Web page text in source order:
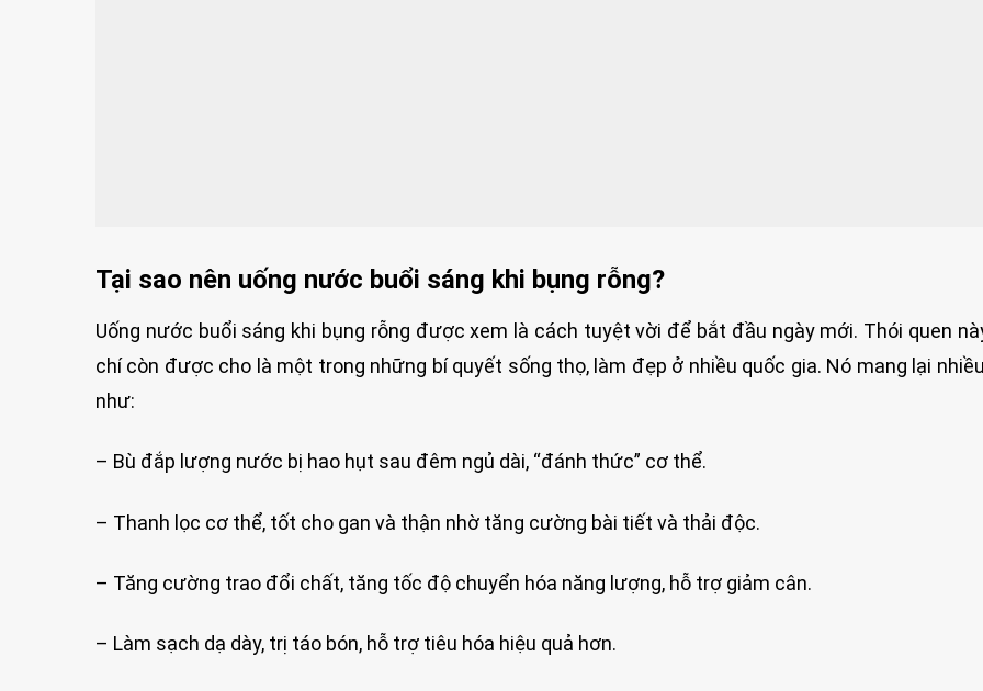
Tại sao nên uống nước buổi sáng khi bụng rỗng?
Uống nước buổi sáng khi bụng rỗng được xem là cách tuyệt vời để bắt đầu ngày mới. Thói quen
chí còn được cho là một trong những bí quyết sống thọ, làm đẹp ở nhiều quốc gia. Nó mang lại
như:
– Bù đắp lượng nước bị hao hụt sau đêm ngủ dài, “đánh thức” cơ thể.
– Thanh lọc cơ thể, tốt cho gan và thận nhờ tăng cường bài tiết và thải độc.
– Tăng cường trao đổi chất, tăng tốc độ chuyển hóa năng lượng, hỗ trợ giảm cân.
– Làm sạch dạ dày, trị táo bón, hỗ trợ tiêu hóa hiệu quả hơn.